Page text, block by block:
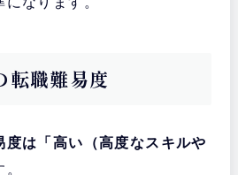
転職難易度
度は「高い（高度なスキルや